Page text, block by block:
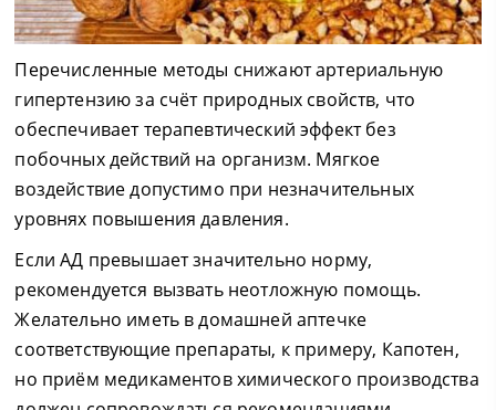
Перечисленные методы снижают артериальную
гипертензию за счёт природных свойств, что
обеспечивает терапевтический эффект без
побочных действий на организм. Мягкое
воздействие допустимо при незначительных
уровнях повышения давления.
Если АД превышает значительно норму,
рекомендуется вызвать неотложную помощь.
Желательно иметь в домашней аптечке
соответствующие препараты, к примеру, Капотен,
но приём медикаментов химического производства